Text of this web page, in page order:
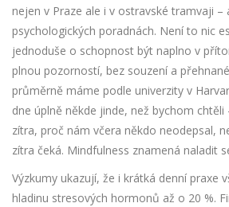
nejen v Praze ale i v ostravské tramvaji –
psychologických poradnách. Není to nic
jednoduše o schopnost být naplno v
plnou pozorností, bez souzení a
průměrně máme podle univerzity v
dne úplně někde jinde, než bychom
zítra, proč nám včera někdo neodepsal,
zítra čeká. Mindfulness znamená naladit
Výzkumy ukazují, že i krátká denní praxe
hladinu stresových hormonů až o 20 %.